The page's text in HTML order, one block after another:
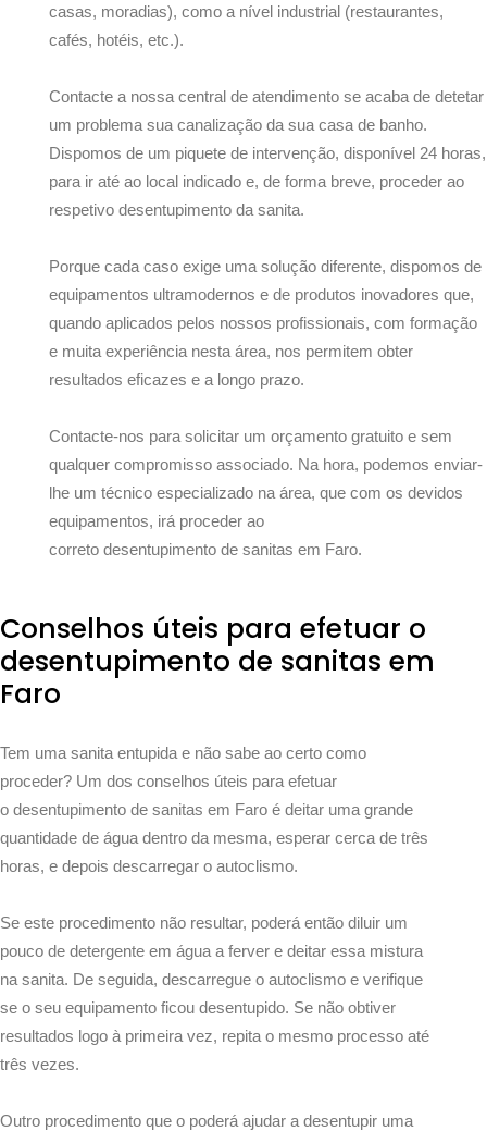
casas, moradias), como a nível industrial (restaurantes,
cafés, hotéis, etc.).
Contacte a nossa central de atendimento se acaba de detetar
um problema sua canalização da sua casa de banho.
Dispomos de um piquete de intervenção, disponível 24 horas,
para ir até ao local indicado e, de forma breve, proceder ao
respetivo desentupimento da sanita.
Porque cada caso exige uma solução diferente, dispomos de
equipamentos ultramodernos e de produtos inovadores que,
quando aplicados pelos nossos profissionais, com formação
e muita experiência nesta área, nos permitem obter
resultados eficazes e a longo prazo.
Contacte-nos para solicitar um orçamento gratuito e sem
qualquer compromisso associado. Na hora, podemos enviar-
lhe um técnico especializado na área, que com os devidos
equipamentos, irá proceder ao
correto desentupimento de sanitas em Faro.
Conselhos úteis para efetuar o
desentupimento de sanitas em
Faro
Tem uma sanita entupida e não sabe ao certo como
proceder? Um dos conselhos úteis para efetuar
o desentupimento de sanitas em Faro é deitar uma grande
quantidade de água dentro da mesma, esperar cerca de três
horas, e depois descarregar o autoclismo.
Se este procedimento não resultar, poderá então diluir um
pouco de detergente em água a ferver e deitar essa mistura
na sanita. De seguida, descarregue o autoclismo e verifique
se o seu equipamento ficou desentupido. Se não obtiver
resultados logo à primeira vez, repita o mesmo processo até
três vezes.
Outro procedimento que o poderá ajudar a desentupir uma